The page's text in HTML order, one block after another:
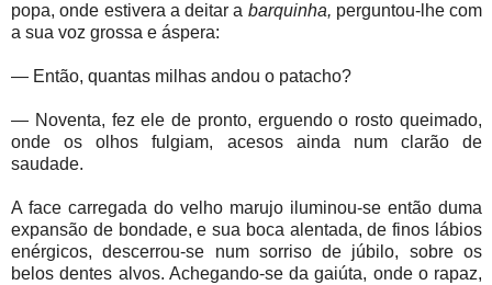
popa, onde estivera a deitar a barquinha, perguntou-lhe com
a sua voz grossa e áspera:
— Então, quantas milhas andou o patacho?
— Noventa, fez ele de pronto, erguendo o rosto queimado,
onde os olhos fulgiam, acesos ainda num clarão de
saudade.
A face carregada do velho marujo iluminou-se então duma
expansão de bondade, e sua boca alentada, de finos lábios
enérgicos, descerrou-se num sorriso de júbilo, sobre os
belos dentes alvos. Achegando-se da gaiúta, onde o rapaz,